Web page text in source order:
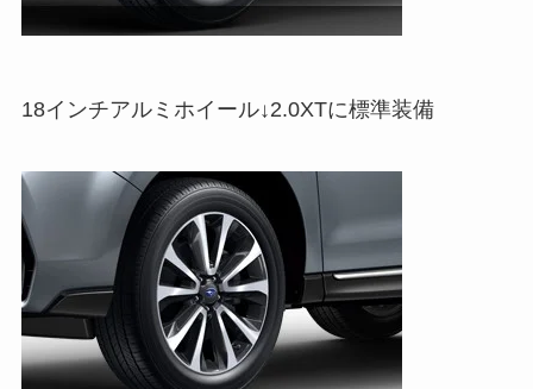
18インチアルミホイール↓2.0XTに標準装備